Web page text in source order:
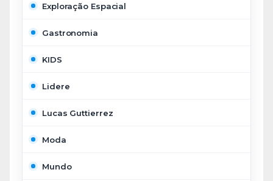
Exploração Espacial
Gastronomia
KIDS
Lidere
Lucas Guttierrez
Moda
Mundo